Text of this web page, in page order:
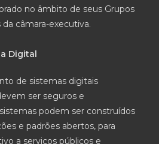
no âmbito de seus Grupos
da câmara-executiva.
Digital
de sistemas digitais
ser seguros e
podem ser construídos
e padrões abertos, para
a serviços públicos e